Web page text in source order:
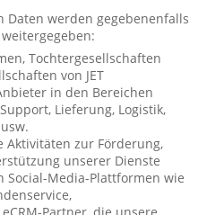
Daten werden gegebenenfalls
Tochtergesellschaften
von JET
in den Bereichen
Lieferung, Logistik,
Aktivitäten zur Förderung,
unserer Dienste
Social-Media-Plattformen wie